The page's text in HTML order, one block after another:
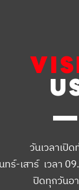
วันเวลาเปิด
ทร์-เสาร์ เวลา
ปิดทุกวันอ